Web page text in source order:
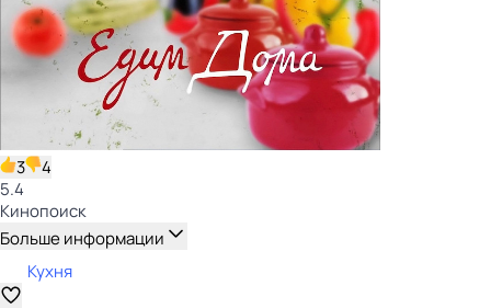
3
4
5.4
Кинопоиск
Больше информации
Кухня